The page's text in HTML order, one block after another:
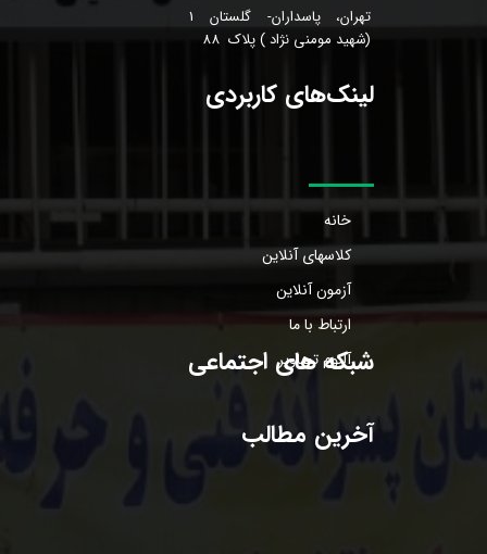
تهران، پاسداران- گلستان 1
(شهید مومنی نژاد ) پلاک 88
لینک‌های کاربردی
خانه
کلاسهای آنلاین
آزمون آنلاین
ارتباط با ما
آلبوم تصاویر
آخرین مطالب
شبکه های اجتماعی